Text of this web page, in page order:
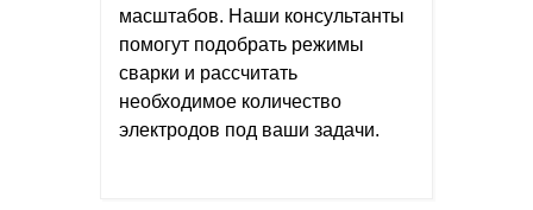
масштабов. Наши консультанты
помогут подобрать режимы
сварки и рассчитать
необходимое количество
электродов под ваши задачи.